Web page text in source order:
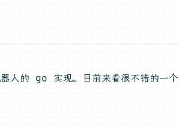
的 go 实现。目前来看很不错的一个